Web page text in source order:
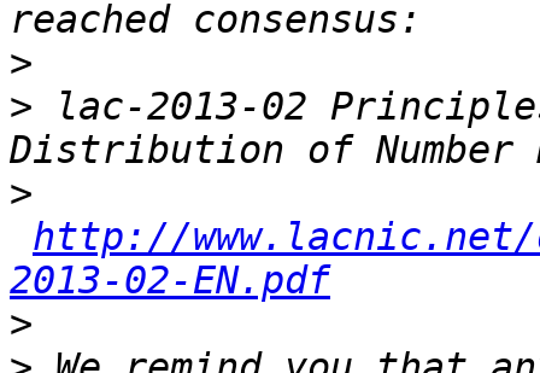
>
> lac-2013-02
>
http://www.lacnic.net/
2013-02-EN.pdf
>